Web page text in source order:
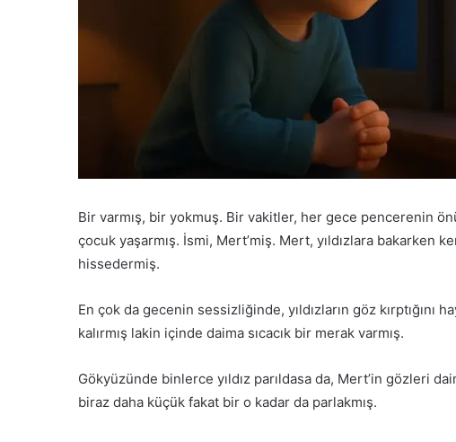
Bir varmış, bir yokmuş. Bir vakitler, her gece pencerenin
çocuk yaşarmış. İsmi, Mert’miş. Mert, yıldızlara bakarken
hissedermiş.
En çok da gecenin sessizliğinde, yıldızların göz kırptığını
kalırmış lakin içinde daima sıcacık bir merak varmış.
Gökyüzünde binlerce yıldız parıldasa da, Mert’in gözleri
biraz daha küçük fakat bir o kadar da parlakmış.